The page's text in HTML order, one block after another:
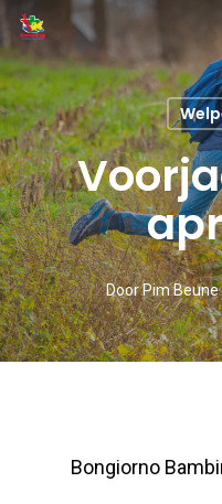
Skip
to
main
content
DoorPim Beune
Bongiorno